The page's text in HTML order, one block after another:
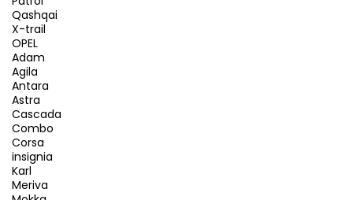
Qashqai
X-trail
OPEL
Adam
Agila
Antara
Astra
Cascada
Combo
Corsa
insignia
Karl
Meriva